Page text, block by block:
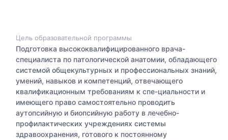
Цель образовательной программы
Подготовка высококвалифицированного врача-
специалиста по патологической анатомии, обладающего
системой общекультурных и профессиональных знаний,
умений, навыков и компетенций, отвечающего
квалификационным требованиям к спе-циальности и
имеющего право самостоятельно проводить
аутопсийную и биопсийную работу в лечебно-
профилактических учреждениях системы
здравоохранения, готового к постоянному